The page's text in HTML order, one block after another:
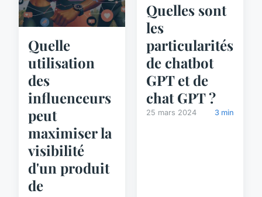
Quelle
utilisation
des
influenceurs
peut
maximiser la
visibilité
d'un produit
de
Quelles sont
les
particularités
de chatbot
GPT et de
chat GPT ?
25 mars 2024 3 min